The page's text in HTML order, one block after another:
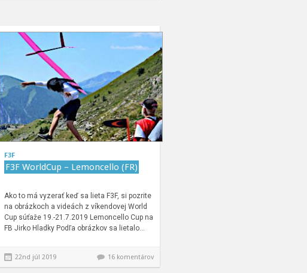
F3F
F3F WorldCup – Lemoncello (FR)
Ako to má vyzerať keď sa lieta F3F, si pozrite
na obrázkoch a videách z víkendovej World
Cup súťaže 19.-21.7.2019 Lemoncello Cup na
FB Jirko Hladky Podľa obrázkov sa lietalo…
22nd júl 2019 16 komentárov